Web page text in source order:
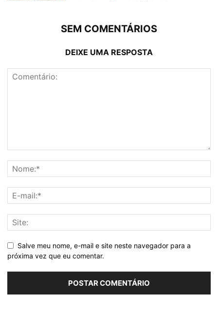
SEM COMENTÁRIOS
DEIXE UMA RESPOSTA
Salve meu nome, e-mail e site neste navegador para a
próxima vez que eu comentar.